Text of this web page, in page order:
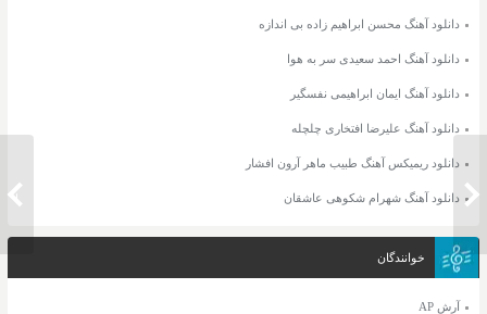
دانلود آهنگ سامان جلیلی عشق
دانلود آهنگ محسن ابراهیم زاده بی اندازه
دانلود آهنگ احمد سعیدی سر به هوا
دانلود آهنگ ایمان ابراهیمی نفسگیر
دانلود آهنگ علیرضا افتخاری چلچله
دانلود ریمیکس آهنگ طبیب ماهر آرون افشار
دانلود آهنگ شهرام شکوهی عاشقان
خوانندگان
آرش AP